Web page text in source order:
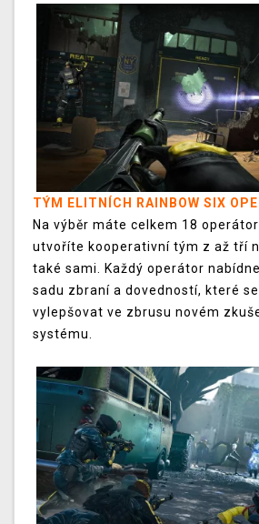
TÝM ELITNÍCH RAINBOW SIX
Na výběr máte celkem 18
utvoříte kooperativní tým z až tří
také sami. Každý operátor
sadu zbraní a dovedností, které
vylepšovat ve zbrusu novém
systému.